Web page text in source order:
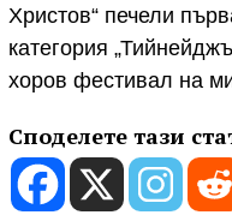
Христов“ печели
категория
хоров фестивал на
Споделете тази